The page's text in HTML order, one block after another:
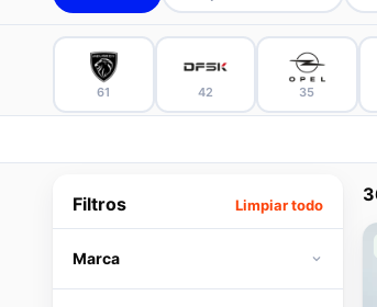
Todos 362 Oportunidades 33
61 42 35
Filtros Limpiar todo